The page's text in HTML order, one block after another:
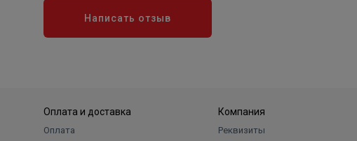
Написать отзыв
Оплата и доставка
Оплата
Компания
Реквизиты